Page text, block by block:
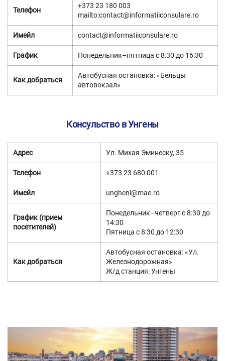
Телефон
+373 23 180 003
mailto:contact@informatiiconsulare.ro
Имейл contact@informatiiconsulare.ro
График Понедельник–пятница с 8:30 до 16:30
Как добраться
Автобусная остановка: «Бельцы
автовокзал»
Консульство в Унгены
Адрес Ул. Михая Эминеску, 35
Телефон +373 23 680 001
Имейл ungheni@mae.ro
График (прием
посетителей)
Понедельник–четверг с 8:30 до
14:30
Пятница с 8:30 до 12:30
Как добраться
Автобусная остановка: «Ул.
Железнодорожная»
Ж/д станция: Унгены